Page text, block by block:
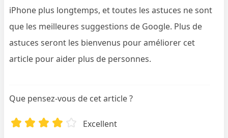
iPhone plus longtemps, et toutes les astuces ne sont
que les meilleures suggestions de Google. Plus de
astuces seront les bienvenus pour améliorer cet
article pour aider plus de personnes.
Que pensez-vous de cet article ?
Excellent